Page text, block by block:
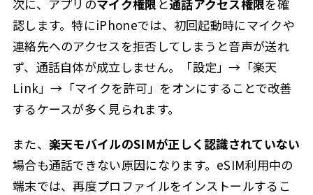
次に、アプリのマイク権限 と通話アクセス権限を確
認します。特にiPhoneでは、初回起動時にマイクや
連絡先へのアクセスを拒否してしまうと音声が送れ
ず、通話自体が成立しません。「設定」→「楽天
Link」→「マイクを許可」をオンにすることで改善
するケースが多く見られます。
また、 楽天モバイルのSIMが正しく認識されていない
場合も通話できない原因になります。eSIM利用中の
端末では、再度プロファイルをインストールするこ